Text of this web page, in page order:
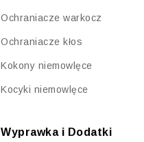
Ochraniacze warkocz
Ochraniacze kłos
Kokony niemowlęce
Kocyki niemowlęce
Wyprawka i Dodatki